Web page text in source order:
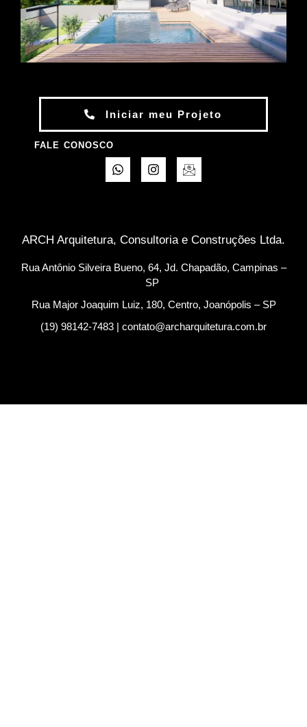
Iniciar meu Projeto
FALE CONOSCO
ARCH Arquitetura, Consultoria e Construções Ltda.
Rua Antônio Silveira Bueno, 64, Jd. Chapadão, Campinas –
SP
Rua Major Joaquim Luiz, 180, Centro, Joanópolis – SP
(19) 98142-7483 | contato@archarquitetura.com.br